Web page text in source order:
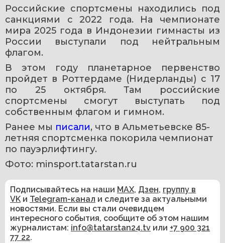
Российские спортсмены находились под
санкциями с 2022 года. На чемпионате
мира 2025 года в Индонезии гимнасты из
России выступали под нейтральным
флагом.
В этом году планетарное первенство
пройдет в Роттердаме (Нидерланды) с 17
по 25 октября. Там российские
спортсмены смогут выступать под
собственным флагом и гимном.
Ранее мы писали, что в Альметьевске 85-
летняя спортсменка покорила чемпионат
по пауэрлифтингу.
Фото: minsport.tatarstan.ru
Подписывайтесь на наши MAX, Дзен, группу в
VK и Telegram-канал и следите за актуальными
новостями. Если вы стали очевидцем
интересного события, сообщите об этом нашим
журналистам: info@tatarstan24.tv или +7 900 321
77 22.